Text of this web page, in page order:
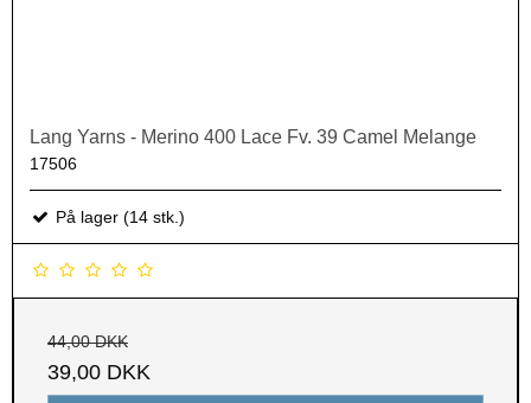
Lang Yarns - Merino 400 Lace Fv. 39 Camel Melange
17506
På lager (14 stk.)
44,00 DKK
39,00 DKK